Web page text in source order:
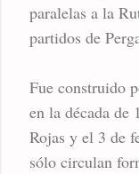
paralelas a la
partidos de
Fue construido
en la década de
Rojas y el 3 de
sólo circulan